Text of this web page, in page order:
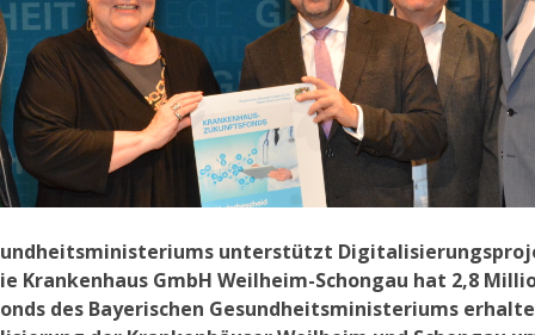
unterstützt
Krankenhaus GmbH Weilheim-Schongau hat 2,8
des Bayerischen Gesundheitsministeriums